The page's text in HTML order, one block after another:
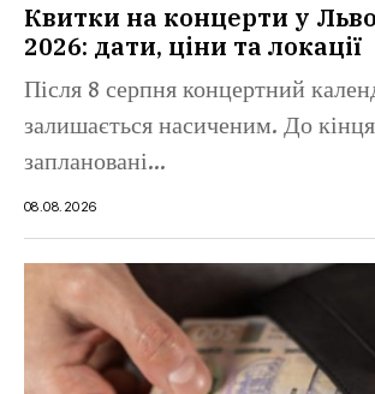
Квитки на концерти у
2026: дати, ціни та локації
Після 8 серпня концертний
залишається насиченим. До
заплановані...
08.08.2026